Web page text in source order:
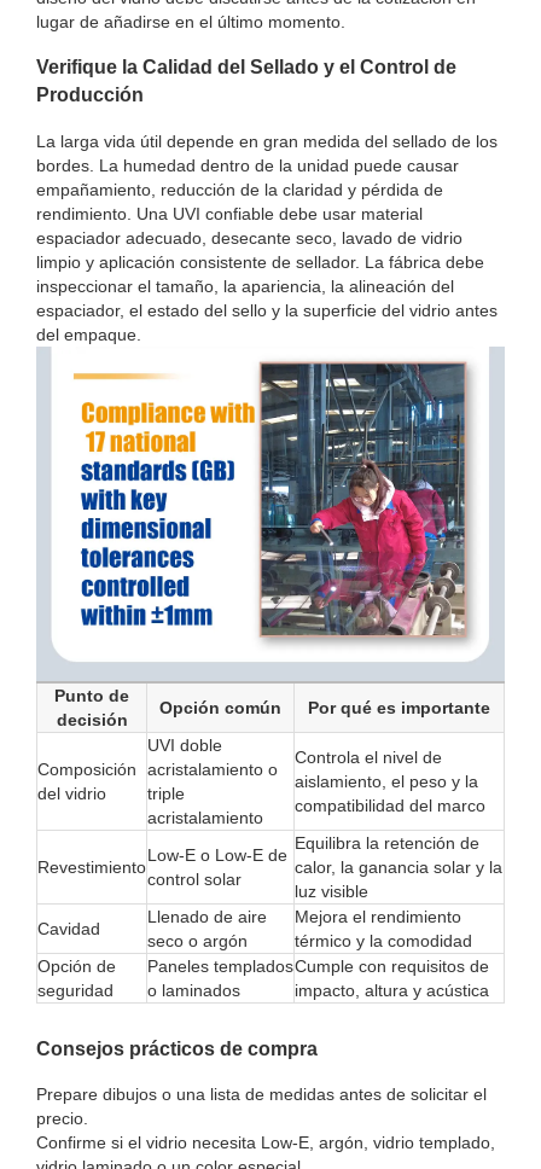
lugar de añadirse en el último momento.
Verifique la Calidad del Sellado y el Control de
Producción
La larga vida útil depende en gran medida del sellado de los
bordes. La humedad dentro de la unidad puede causar
empañamiento, reducción de la claridad y pérdida de
rendimiento. Una UVI confiable debe usar material
espaciador adecuado, desecante seco, lavado de vidrio
limpio y aplicación consistente de sellador. La fábrica debe
inspeccionar el tamaño, la apariencia, la alineación del
espaciador, el estado del sello y la superficie del vidrio antes
del empaque.
Punto de
decisión
Opción común Por qué es importante
Composición
del vidrio
UVI doble
acristalamiento o
triple
acristalamiento
Controla el nivel de
aislamiento, el peso y la
compatibilidad del marco
Revestimiento
Low-E o Low-E de
control solar
Equilibra la retención de
calor, la ganancia solar y la
luz visible
Cavidad
Llenado de aire
seco o argón
Mejora el rendimiento
térmico y la comodidad
Opción de
seguridad
Paneles templados
o laminados
Cumple con requisitos de
impacto, altura y acústica
Consejos prácticos de compra
Prepare dibujos o una lista de medidas antes de solicitar el
precio.
Confirme si el vidrio necesita Low-E, argón, vidrio templado,